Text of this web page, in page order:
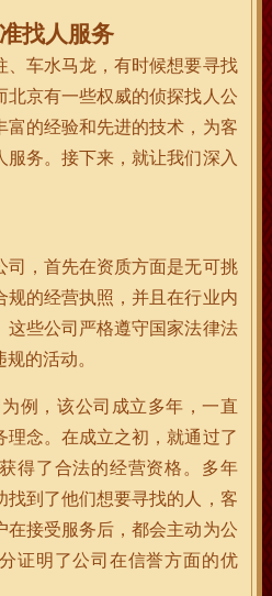
找人服务
、车水马龙，有时候想要寻找
北京有一些权威的侦探找人公
富的经验和先进的技术，为客
服务。接下来，就让我们深入
司，首先在资质方面是无可挑
规的经营执照，并且在行业内
这些公司严格遵守国家法律法
的活动。
例，该公司成立多年，一直
理念。在成立之初，就通过了
得了合法的经营资格。多年
找到了他们想要寻找的人，客
在接受服务后，都会主动为公
证明了公司在信誉方面的优